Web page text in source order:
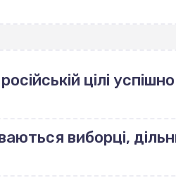
цілі
виборці,